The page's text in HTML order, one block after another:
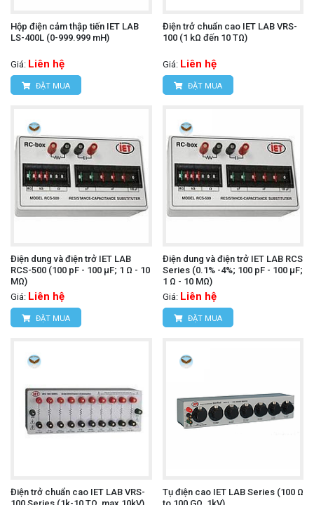
Hộp điện cảm thập tiến IET LAB
LS-400L (0-999.999 mH)
Giá: Liên hệ
ĐẶT MUA
Điện trở chuẩn cao IET LAB VRS-
100 (1 kΩ đến 10 TΩ)
Giá: Liên hệ
ĐẶT MUA
Điện dung và điện trở IET LAB
RCS-500 (100 pF - 100 µF; 1 Ω - 10
MΩ)
Giá: Liên hệ
ĐẶT MUA
Điện dung và điện trở IET LAB RCS
Series (0.1% -4%; 100 pF - 100 µF;
1 Ω - 10 MΩ)
Giá: Liên hệ
ĐẶT MUA
Điện trở chuẩn cao IET LAB VRS-
Tụ điện cao IET LAB Series (100 Ω